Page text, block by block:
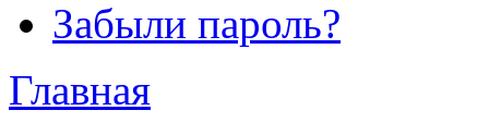
Забыли пароль?
Главная